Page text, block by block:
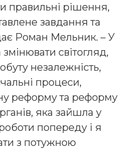
правильні рішення,
завдання та
Роман Мельник. – У
світогляд,
незалежність,
процеси,
реформу та реформу
яка зайшла у
попереду і я
з потужною